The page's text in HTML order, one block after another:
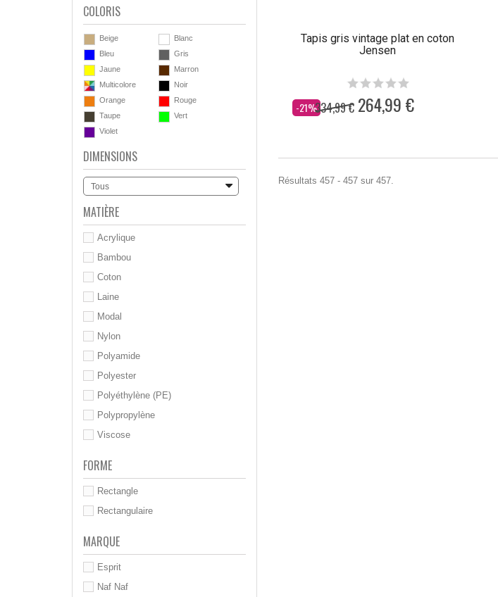
COLORIS
Beige
Blanc
Bleu
Gris
Jaune
Marron
Multicolore
Noir
Orange
Rouge
Taupe
Vert
Violet
DIMENSIONS
Tous
MATIÈRE
Acrylique
Bambou
Coton
Laine
Modal
Nylon
Polyamide
Polyester
Polyéthylène (PE)
Polypropylène
Viscose
FORME
Rectangle
Rectangulaire
MARQUE
Esprit
Naf Naf
Tapis gris vintage plat en coton
Jensen
-21%
Dès 334,99 € 264,99 €
Résultats 457 - 457 sur 457.